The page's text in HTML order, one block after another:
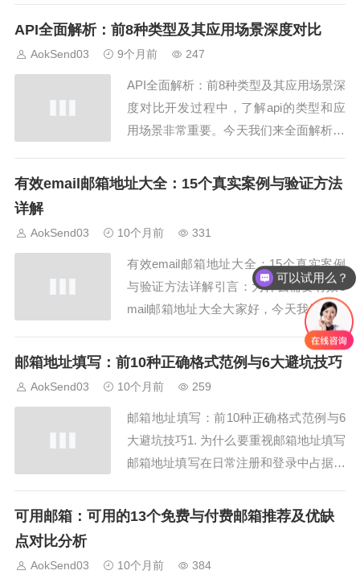
必须掌握的知识点。嗯，尤其是在企业级
本文将详细...
API全面解析：前8种类型及其应用场景深度对比
AokSend03 9个月前 247
API全面解析：前8种类型及其应用场景深
度对比开发过程中，了解api的类型和应
用场景非常重要。今天我们来全面解析ap
学习还是实际开发都非常有用。AokSend
接口，它的作用是...
有效email邮箱地址大全：15个真实案例与验证方法
详解
AokSend03 10个月前 331
有效email邮箱地址大全：15个真实案例
与验证方法详解引言：为什么需要有效e
mail邮箱地址大全大家好，今天我们来分
享“有效email邮箱地址大全”。在日常工作
和营销中，掌握有效email邮箱地址非常
具，让有效email邮...
邮箱地址填写：前10种正确格式范例与6大避坑技巧
AokSend03 10个月前 259
邮箱地址填写：前10种正确格式范例与6
大避坑技巧1. 为什么要重视邮箱地址填写
邮箱地址填写在日常注册和登录中占据非
写不正确，就可能导致接收不到重要邮
正确格式范例下面给大家展示前10种...
可用邮箱：可用的13个免费与付费邮箱推荐及优缺
点对比分析
AokSend03 10个月前 384
可以试用么？